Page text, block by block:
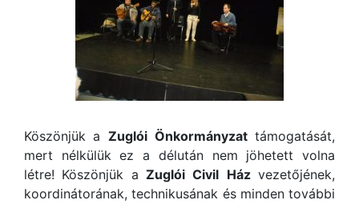
Köszönjük a Zuglói Önkormányzattámogatását,
mert nélkülük ez a délután nem jöhetett volna
létre! Köszönjük a Zuglói Civil Házvezetőjének,
koordinátorának, technikusának és minden további